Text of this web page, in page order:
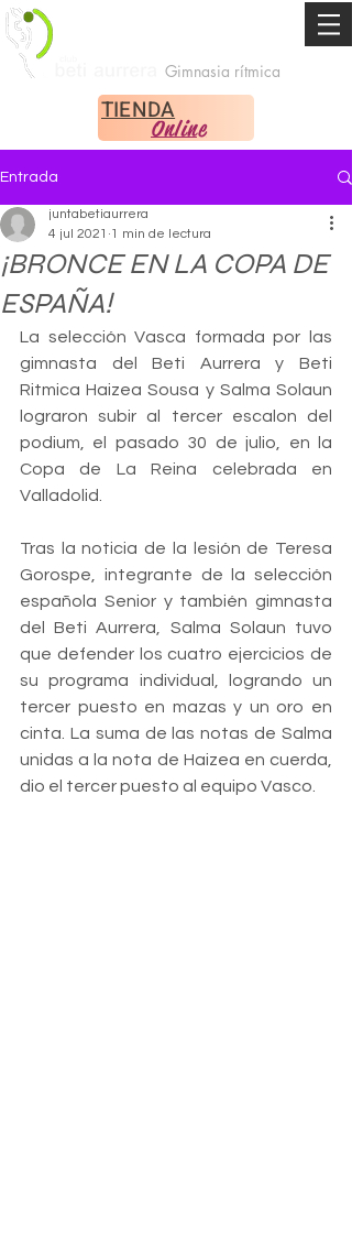
Gimnasia rítmica
Online
TIENDA
Entrada
¡BRONCE EN LA COPA DE
ESPAÑA!
juntabetiaurrera
4 jul 2021 1 min de lectura
La selección Vasca formada por las
gimnasta del Beti Aurrera y Beti
Ritmica Haizea Sousa y Salma Solaun
lograron subir al tercer escalon del
podium, el pasado 30 de julio, en la
Copa de La Reina celebrada en
Valladolid.
Tras la noticia de la lesión de Teresa
Gorospe, integrante de la selección
española Senior y también gimnasta
del Beti Aurrera, Salma Solaun tuvo
que defender los cuatro ejercicios de
su programa individual, logrando un
tercer puesto en mazas y un oro en
cinta. La suma de las notas de Salma
unidas a la nota de Haizea en cuerda,
dio el tercer puesto al equipo Vasco.